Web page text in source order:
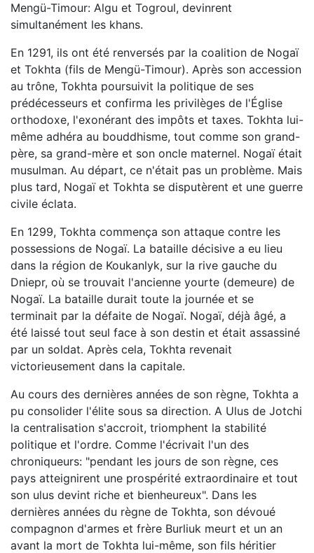
Mengü-Timour: Algu et Togroul, devinrent
simultanément les khans.
En 1291, ils ont été renversés par la coalition de Nogaï
et Tokhta (fils de Mengü-Timour). Après son accession
au trône, Tokhta poursuivit la politique de ses
prédécesseurs et confirma les privilèges de l'Église
orthodoxe, l'exonérant des impôts et taxes. Tokhta lui-
même adhéra au bouddhisme, tout comme son grand-
père, sa grand-mère et son oncle maternel. Nogaï était
musulman. Au départ, ce n'était pas un problème. Mais
plus tard, Nogaï et Tokhta se disputèrent et une guerre
civile éclata.
En 1299, Tokhta commença son attaque contre les
possessions de Nogaï. La bataille décisive a eu lieu
dans la région de Koukanlyk, sur la rive gauche du
Dniepr, où se trouvait l'ancienne yourte (demeure) de
Nogaï. La bataille durait toute la journée et se
terminait par la défaite de Nogaï. Nogaï, déjà âgé, a
été laissé tout seul face à son destin et était assassiné
par un soldat. Après cela, Tokhta revenait
victorieusement dans la capitale.
Au cours des dernières années de son règne, Tokhta a
pu consolider l'élite sous sa direction. A Ulus de Jotchi
la centralisation s'accroit, triomphent la stabilité
politique et l'ordre. Comme l'écrivait l'un des
chroniqueurs: "pendant les jours de son règne, ces
pays atteignirent une prospérité extraordinaire et tout
son ulus devint riche et bienheureux". Dans les
dernières années du règne de Tokhta, son dévoué
compagnon d'armes et frère Burliuk meurt et un an
avant la mort de Tokhta lui-même, son fils héritier